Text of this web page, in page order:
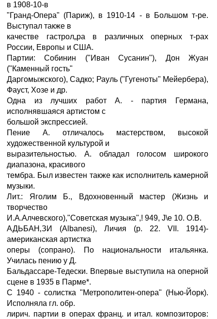
в 1908-10-в
"Гранд-Опера" (Париж), в 1910-14 - в Большом т-ре.
Выступал также в
качестве гастрол„ра в различных оперных т-рах
России, Европы и США.
Партии: Собинин ("Иван Сусанин"), Дон Жуан
("Каменный гость"
Даргомыжского), Садко; Рауль ("Гугеноты" Мейербера),
Фауст, Хозе и др.
Одна из лучших работ А. - партия Германа,
исполнявшаяся артистом с
большой экспрессией.
Пение А. отличалось мастерством, высокой
художественной культурой и
выразительностью. А. обладал голосом широкого
диапазона, красивого
тембра. Был известен также как исполнитель камерной
музыки.
Лит.: Яголим Б., Вдохновенный мастер (Жизнь и
творчество
И.А.Алчевского),"Советская музыка",! 949, J\e 10. О.В.
АДЬБАН‚ЗИ (Albanesi), Личия (р. 22. VII. 1914)-
американская артистка
оперы (сопрано). По национальности итальянка.
Училась пению у Д.
Бальдассаре-Тедески. Впервые выступила на оперной
сцене в 1935 в Парме*.
С 1940 - солистка "Метрополитен-опера" (Нью-Йорк).
Исполняла гл. обр.
лирич. партии в операх франц. и итал. композиторов: